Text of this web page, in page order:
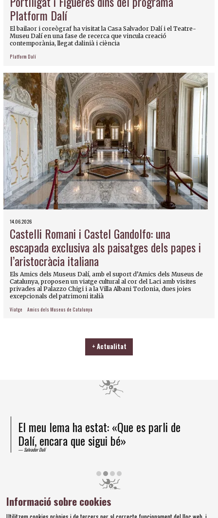
Platform Dalí
El bailaor i coreògraf ha visitat la Casa Salvador Dalí i el Teatre-
Museu Dalí en una fase de recerca que vincula creació
contemporània, llegat dalinià i ciència
Platform Dalí
14.06.2026
Castelli Romani i Castel Gandolfo: una
escapada exclusiva als paisatges dels papes i
l’aristocràcia italiana
Els Amics dels Museus Dalí, amb el suport d’Amics dels Museus de
Catalunya, proposen un viatge cultural al cor del Laci amb visites
privades al Palazzo Chigi i a la Villa Albani Torlonia, dues joies
excepcionals del patrimoni italià
Viatge Amics dels Museus de Catalunya
+ Actualitat
El meu lema ha estat: «Que es parli de
Dalí, encara que sigui bé»
Salvador Dalí
Informació sobre cookies